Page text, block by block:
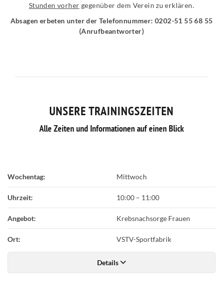
Stunden vorher gegenüber dem Verein zu erklären.
Absagen erbeten unter der Telefonnummer: 0202-51 55 68 55
(Anrufbeantworter)
UNSERE TRAININGSZEITEN
Alle Zeiten und Informationen auf einen Blick
Wochentag: Mittwoch
Uhrzeit: 10:00 – 11:00
Angebot: Krebsnachsorge Frauen
Ort: VSTV-Sportfabrik
Details